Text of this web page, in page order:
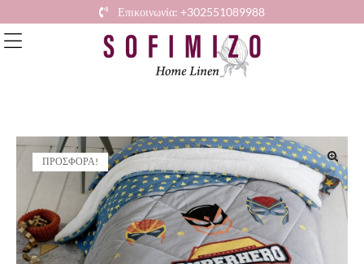
Επικοινωνία: +302551089988
ΠΡΟΣΦΟΡΆ!